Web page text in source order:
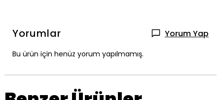
Yorumlar Yorum Yap
Bu ürün için henüz yorum yapılmamış.